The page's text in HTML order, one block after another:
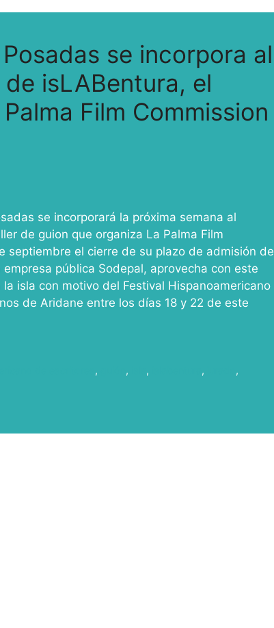
se incorpora al
isLABentura, el
Film Commission
se incorporará la próxima semana al
de guion que organiza La Palma Film
septiembre el cierre de su plazo de admisión de
pública Sodepal, aprovecha con este
isla con motivo del Festival Hispanoamericano
de Aridane entre los días 18 y 22 de este
, , , ,
,